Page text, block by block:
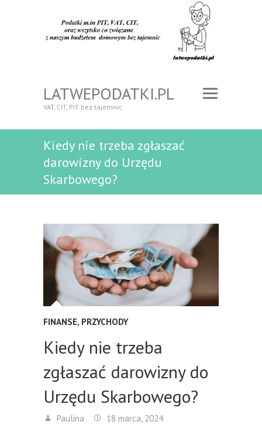
LATWEPODATKI.PL
VAT, CIT, PIT bez tajemnic
Kiedy nie trzeba zgłaszać
darowizny do Urzędu
Skarbowego?
FINANSE, PRZYCHODY
Kiedy nie trzeba
zgłaszać darowizny do
Urzędu Skarbowego?
Paulina
18 marca, 2024